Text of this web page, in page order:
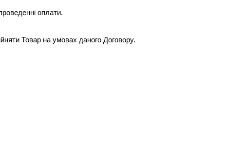
оплати.
Товар на умовах даного Договору.